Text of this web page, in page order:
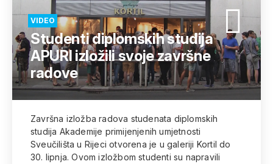
VIDEO
Studenti diplomskih studija
APURI izložili svoje završne
radove
Završna izložba radova studenata diplomskih
studija Akademije primijenjenih umjetnosti
Sveučilišta u Rijeci otvorena je u galeriji Kortil do
30. lipnja. Ovom izložbom studenti su napravili